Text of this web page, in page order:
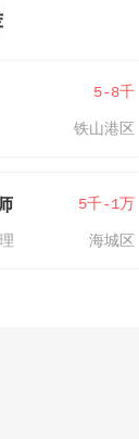
5-8千
铁山港区
5千-1万
海城区